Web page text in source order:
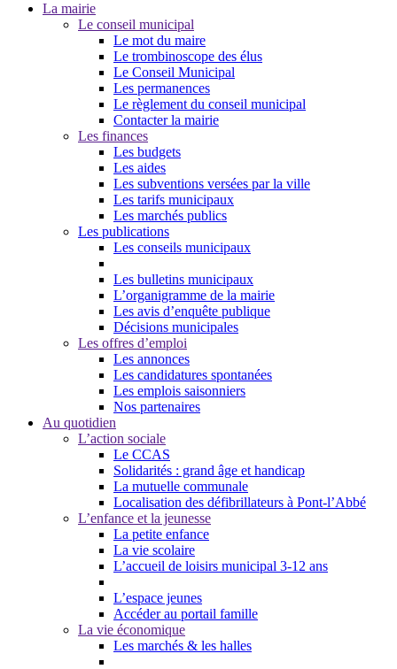
La mairie
Le conseil municipal
Le mot du maire
Le trombinoscope des élus
Le Conseil Municipal
Les permanences
Le règlement du conseil municipal
Contacter la mairie
Les finances
Les budgets
Les aides
Les subventions versées par la ville
Les tarifs municipaux
Les marchés publics
Les publications
Les conseils municipaux
Les bulletins municipaux
L’organigramme de la mairie
Les avis d’enquête publique
Décisions municipales
Les offres d’emploi
Les annonces
Les candidatures spontanées
Les emplois saisonniers
Nos partenaires
Au quotidien
L’action sociale
Le CCAS
Solidarités : grand âge et handicap
La mutuelle communale
Localisation des défibrillateurs à Pont-l’Abbé
L’enfance et la jeunesse
La petite enfance
La vie scolaire
L’accueil de loisirs municipal 3-12 ans
L’espace jeunes
Accéder au portail famille
La vie économique
Les marchés & les halles